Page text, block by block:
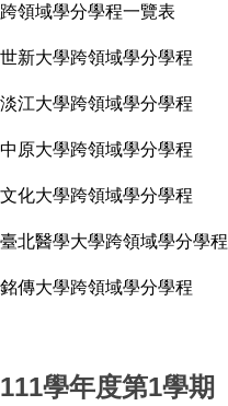
跨領域學分學程一覽表
世新大學跨領域學分學程
淡江大學跨領域學分學程
中原大學跨領域學分學程
文化大學跨領域學分學程
臺北醫學大學跨領域學分學程
銘傳大學跨領域學分學程
111學年度第1學期